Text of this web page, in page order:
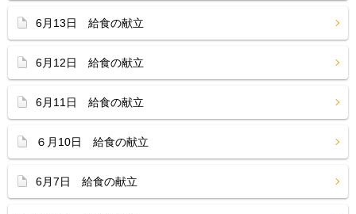
6月13日 給食の献立
6月12日 給食の献立
6月11日 給食の献立
６月10日 給食の献立
6月7日 給食の献立